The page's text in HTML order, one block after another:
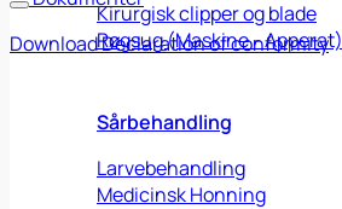
Kirurgisk clipper og blade
Røgsug (Maskine - Apperat)
Sårbehandling
Larvebehandling
Medicinsk Honning
Download Declaration of conformity